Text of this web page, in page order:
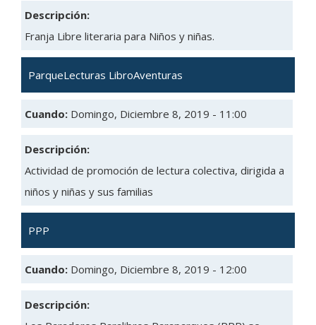
Descripción:
Franja Libre literaria para Niños y niñas.
ParqueLecturas LibroAventuras
Cuando: Domingo, Diciembre 8, 2019 - 11:00
Descripción:
Actividad de promoción de lectura colectiva, dirigida a
niños y niñas y sus familias
PPP
Cuando: Domingo, Diciembre 8, 2019 - 12:00
Descripción: